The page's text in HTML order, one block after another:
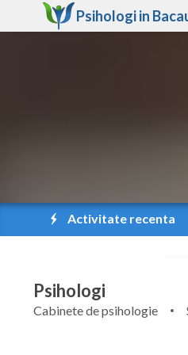
Psihologi in
Activitate recenta
Psihologi
Cabinete de psihologie